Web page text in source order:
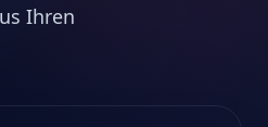
Ihren